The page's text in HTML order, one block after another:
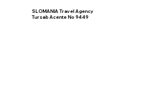
SLOMANIA Travel Agency
Tursab Acente No 9449